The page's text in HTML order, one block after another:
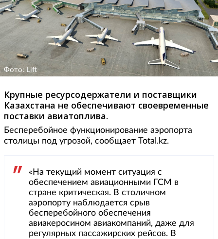
Фото: Lift
Крупные ресурсодержатели и поставщики
Казахстана не обеспечивают своевременные
поставки авиатоплива.
Бесперебойное функционирование аэропорта
столицы под угрозой, сообщает Total.kz.
«На текущий момент ситуация с
обеспечением авиационными ГСМ в
стране критическая. В столичном
аэропорту наблюдается срыв
бесперебойного обеспечения
авиакеросином авиакомпаний, даже для
регулярных пассажирских рейсов. В